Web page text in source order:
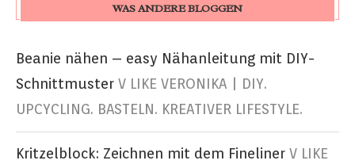
WAS ANDERE BLOGGEN
Beanie nähen – easy Nähanleitung mit DIY-
Schnittmuster V LIKE VERONIKA | DIY.
UPCYCLING. BASTELN. KREATIVER LIFESTYLE.
Kritzelblock: Zeichnen mit dem Fineliner V LIKE